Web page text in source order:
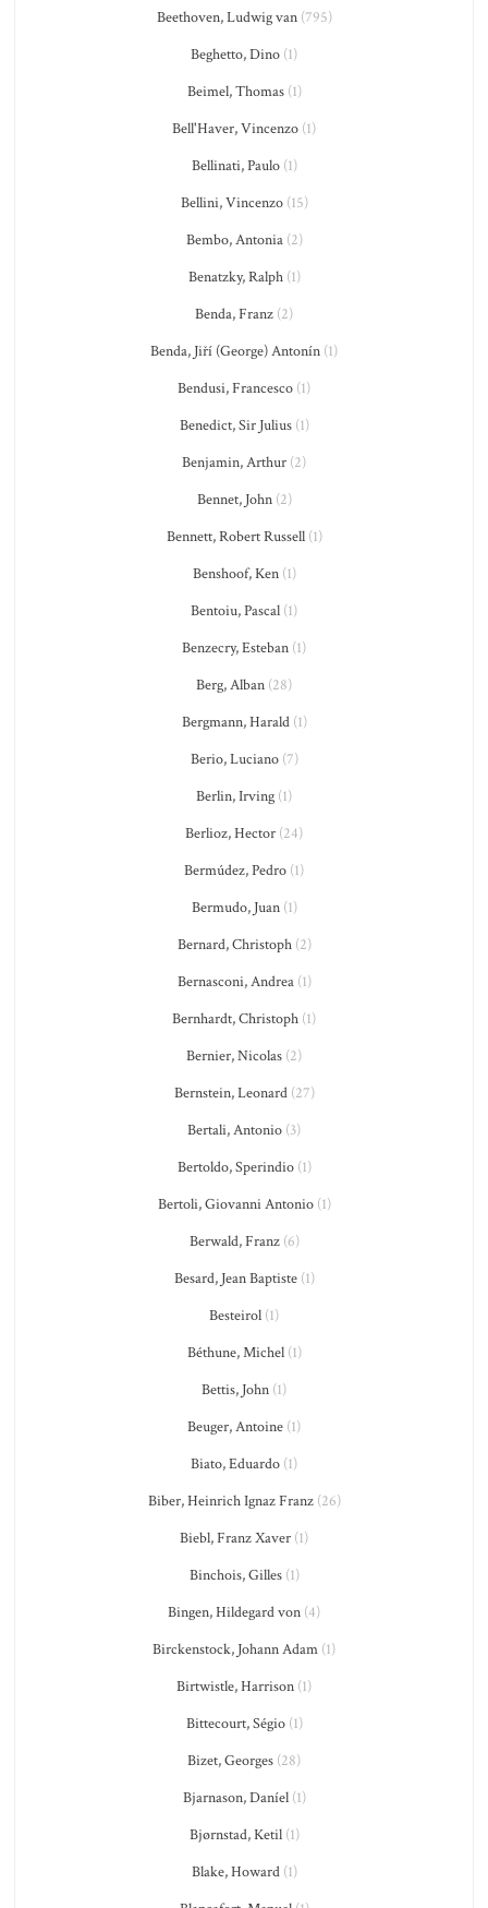
Beethoven, Ludwig van(795)
Beghetto, Dino (1)
Beimel, Thomas(1)
Bell'Haver, Vincenzo (1)
Bellinati, Paulo(1)
Bellini, Vincenzo(15)
Bembo, Antonia(2)
Benatzky, Ralph(1)
Benda, Franz (2)
Benda, Jiří (George) Antonín (1)
Bendusi, Francesco (1)
Benedict, Sir Julius(1)
Benjamin, Arthur (2)
Bennet, John(2)
Bennett, Robert Russell(1)
Benshoof, Ken(1)
Bentoiu, Pascal (1)
Benzecry, Esteban (1)
Berg, Alban (28)
Bergmann, Harald(1)
Berio, Luciano(7)
Berlin, Irving (1)
Berlioz, Hector (24)
Bermúdez, Pedro (1)
Bermudo, Juan(1)
Bernard, Christoph(2)
Bernasconi, Andrea(1)
Bernhardt, Christoph (1)
Bernier, Nicolas (2)
Bernstein, Leonard(27)
Bertali, Antonio (3)
Bertoldo, Sperindio(1)
Bertoli, Giovanni Antonio(1)
Berwald, Franz(6)
Besard, Jean Baptiste(1)
Besteirol (1)
Béthune, Michel(1)
Bettis, John (1)
Beuger, Antoine (1)
Biato, Eduardo (1)
Biber, Heinrich Ignaz Franz(26)
Biebl, Franz Xaver (1)
Binchois, Gilles(1)
Bingen, Hildegard von (4)
Birckenstock, Johann Adam (1)
Birtwistle, Harrison (1)
Bittecourt, Ségio(1)
Bizet, Georges (28)
Bjarnason, Daníel(1)
Bjørnstad, Ketil(1)
Blake, Howard(1)